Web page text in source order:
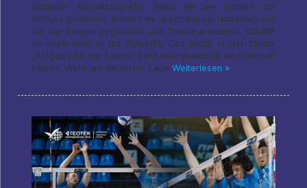
aktuellen Turnierbiografie. Wenn wir vier Runden vor
Schluss gewinnen, können wir durchaus ein Handicap von
nur vier Siegen gegenüber den Teams erreichen, schafft
es noch nicht in die Playoffs. Das heißt, in der Spalte
„Aufgabe für die Saison“ kann man praktisch ein Häkchen
setzen. Wenn wir verlieren, Lage Weiterlesen »